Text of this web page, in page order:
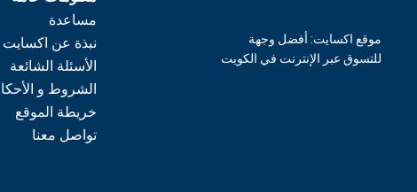
مساعدة
نبذة عن اكسايت
الأسئلة الشائعة
الشروط و
خريطة الموقع
تواصل معنا
موقع اكسايت: أفضل وجهة
للتسوق عبر الإنترنت في الكويت